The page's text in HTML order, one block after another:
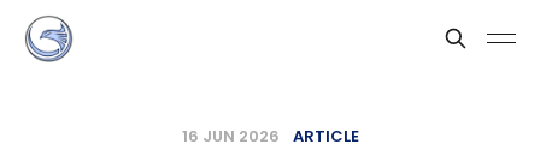
16 JUN 2026 ARTICLE